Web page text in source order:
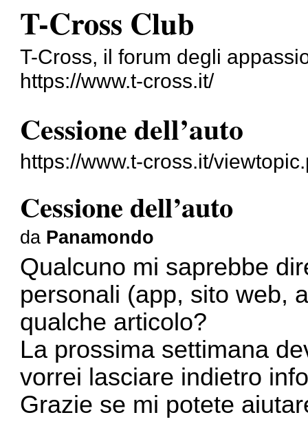
T-Cross Club
T-Cross, il forum degli
https://www.t-cross.it/
Cessione dell’auto
https://www.t-cross.it/
Cessione dell’auto
da Panamondo
Qualcuno mi saprebbe
personali (app, sito web,
qualche articolo?
La prossima settimana
vorrei lasciare indietro
Grazie se mi potete